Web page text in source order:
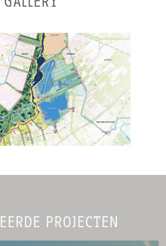
PROJECTEN